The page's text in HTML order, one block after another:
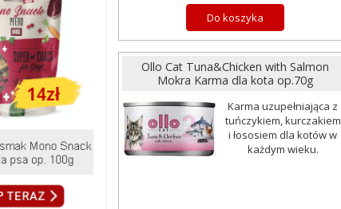
Do koszyka
Ollo Cat Tuna&Chicken with Salmon
Mokra Karma dla kota op.70g
Karma uzupełniająca z
tuńczykiem, kurczakiem
i łososiem dla kotów w
każdym wieku.